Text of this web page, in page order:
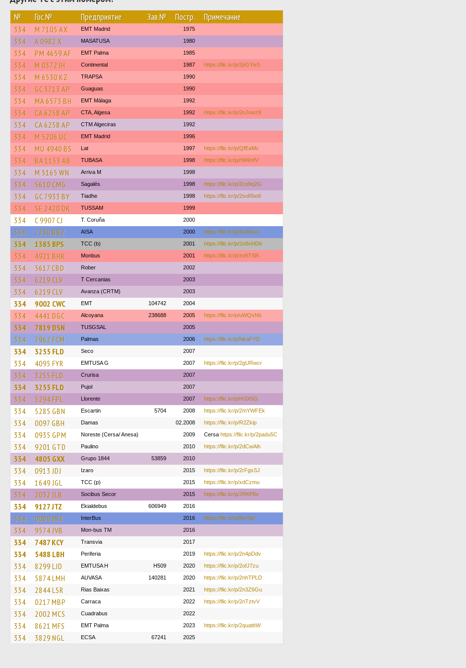
№ Гос.№ Предприятие Зав.№ Постр. Примечание
334 M 7105 AX EMT Madrid 1975
334 A 0982 X MASATUSA 1980
334 PM 4659 AF EMT Palma 1985
334 M 0372 IH Continental 1987 https://flic.kr/p/2pGYix5
334 M 6530 KZ TRAPSA 1990
334 GC 3713 AP Guaguas 1990
334 MA 6573 BH EMT Málaga 1992
334 CA 6258 AP CTA, Algesa 1992 https://flic.kr/p/2nJnwz9
334 CA 6258 AP CTM Algeciras 1992
334 M 5206 UC EMT Madrid 1996
334 MU 4940 BS Lat 1997 https://flic.kr/p/QfEaMc
334 BA 1153 AB TUBASA 1998 https://flic.kr/p/rW4mfV
334 M 5165 WN Arriva M 1998
334 5610 CMG Sagalés 1998 https://flic.kr/p/2co9q2G
334 GC 7933 BY Tiadhe 1998 https://flic.kr/p/2soRbo6
334 SE 2420 DK TUSSAM 1999
334 C 9907 CJ T. Coruña 2000
334 7230 BBZ AISA 2000 https://flic.kr/p/KsMayu
334 1385 BPS TCC (b) 2001 https://flic.kr/p/2o9vHDb
334 4921 BHK Monbus 2001 https://flic.kr/p/zo6TSR
334 5617 CBD Rober 2002
334 6219 CLV T Cercanias 2003
334 6219 CLV Avanza (CRTM) 2003
334 9002 CWC EMT 104742 2004
334 4441 DGC Alcoyana 238688 2005 https://flic.kr/p/uWQsNb
334 7819 DSN TUSGSAL 2005
334 7962 FCM Palmas 2006 https://flic.kr/p/NkaFYD
334 3255 FLD Seco 2007
334 4095 FYR EMTUSA G 2007 https://flic.kr/p/2gURwcr
334 3255 FLD Crurisa 2007
334 3255 FLD Pujol 2007
334 5294 FPL Llorente 2007 https://flic.kr/p/rh3X5G
334 5285 GBN Escartin 5704 2008 https://flic.kr/p/2mYWFEk
334 0097 GBH Damas 02.2008 https://flic.kr/p/R2Zkip
334 0935 GPM Noreste (Cersa/ Anesa) 2009 Cersa https://flic.kr/p/2padu5C
334 9201 GTD Paulino 2010 https://flic.kr/p/2dCwAih
334 4805 GXX Grupo 1844 53859 2010
334 0913 JDJ Izaro 2015 https://flic.kr/p/2rFgsSJ
334 1649 JGL TCC (p) 2015 https://flic.kr/p/xdCzmu
334 2032 JLB Socibus Secor 2015 https://flic.kr/p/JRKP6v
334 9127 JTZ Ekialdebus 606949 2016
334 0089 JNZ InterBus 2016 https://flic.kr/p/RyYipj
334 9574 JVB Mon-bus TM 2016
334 7487 KCY Transvia 2017
334 5488 LBH Periferia 2019 https://flic.kr/p/2n4pDdv
334 8299 LJD EMTUSA H H509 2020 https://flic.kr/p/2ofJ7zu
334 5874 LMH AUVASA 140281 2020 https://flic.kr/p/2nhTPLD
334 2844 LSR Rias Baixas 2021 https://flic.kr/p/2n3Z6Gu
334 0217 MBP Carraca 2022 https://flic.kr/p/2nTztvV
334 2002 MCS Cuadrabus 2022
334 8621 MFS EMT Palma 2023 https://flic.kr/p/2quatbW
334 3829 NGL ECSA 67241 2025